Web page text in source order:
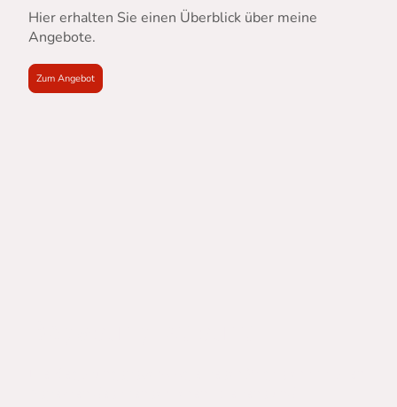
Hier erhalten Sie einen Überblick über meine
Angebote.
Zum Angebot